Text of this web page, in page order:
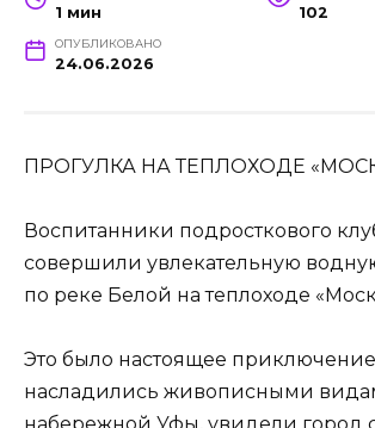
1 мин 102
ОПУБЛИКОВАНО
24.06.2026
ПРОГУЛКА НА ТЕПЛОХОДЕ
Воспитанники подросткового
совершили увлекательную
по реке Белой на теплоходе
Это было настоящее
насладились живописными